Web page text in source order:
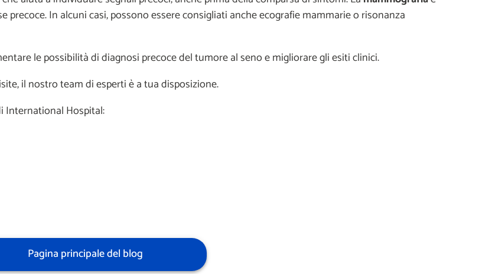
precoce. In alcuni casi, possono essere consigliati anche ecografie mammarie o risonanza
le possibilità di diagnosi precoce del tumore al seno e migliorare gli esiti clinici.
il nostro team di esperti è a tua disposizione.
International Hospital:
Pagina principale del blog